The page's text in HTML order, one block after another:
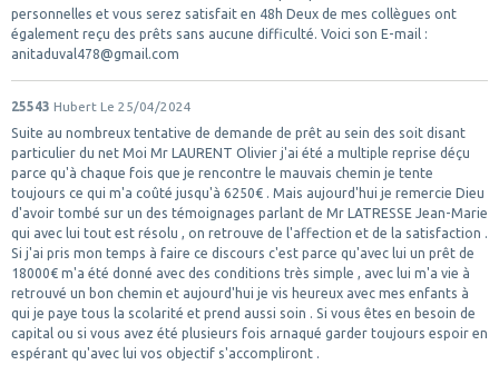
personnelles et vous serez satisfait en 48h Deux de mes collègues ont
également reçu des prêts sans aucune difficulté. Voici son E-mail :
anitaduval478@gmail.com
25543 Hubert Le 25/04/2024
Suite au nombreux tentative de demande de prêt au sein des soit disant
particulier du net Moi Mr LAURENT Olivier j'ai été a multiple reprise déçu
parce qu'à chaque fois que je rencontre le mauvais chemin je tente
toujours ce qui m'a coûté jusqu'à 6250€ . Mais aujourd'hui je remercie Dieu
d'avoir tombé sur un des témoignages parlant de Mr LATRESSE Jean-Marie
qui avec lui tout est résolu , on retrouve de l'affection et de la satisfaction .
Si j'ai pris mon temps à faire ce discours c'est parce qu'avec lui un prêt de
18000€ m'a été donné avec des conditions très simple , avec lui m'a vie à
retrouvé un bon chemin et aujourd'hui je vis heureux avec mes enfants à
qui je paye tous la scolarité et prend aussi soin . Si vous êtes en besoin de
capital ou si vous avez été plusieurs fois arnaqué garder toujours espoir en
espérant qu'avec lui vos objectif s'accompliront .